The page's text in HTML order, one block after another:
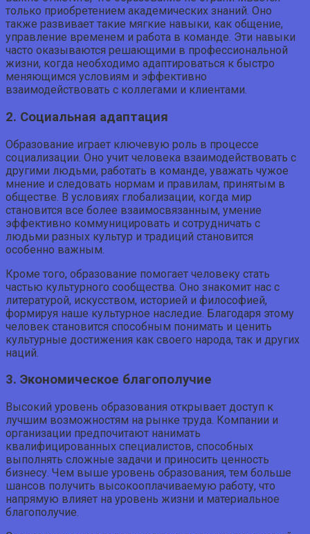
только приобретением академических знаний. Оно
также развивает такие мягкие навыки, как общение,
управление временем и работа в команде. Эти навыки
часто оказываются решающими в профессиональной
жизни, когда необходимо адаптироваться к быстро
меняющимся условиям и эффективно
взаимодействовать с коллегами и клиентами.
2. Социальная адаптация
Образование играет ключевую роль в процессе
социализации. Оно учит человека взаимодействовать с
другими людьми, работать в команде, уважать чужое
мнение и следовать нормам и правилам, принятым в
обществе. В условиях глобализации, когда мир
становится все более взаимосвязанным, умение
эффективно коммуницировать и сотрудничать с
людьми разных культур и традиций становится
особенно важным.
Кроме того, образование помогает человеку стать
частью культурного сообщества. Оно знакомит нас с
литературой, искусством, историей и философией,
формируя наше культурное наследие. Благодаря этому
человек становится способным понимать и ценить
культурные достижения как своего народа, так и других
наций.
3. Экономическое благополучие
Высокий уровень образования открывает доступ к
лучшим возможностям на рынке труда. Компании и
организации предпочитают нанимать
квалифицированных специалистов, способных
выполнять сложные задачи и приносить ценность
бизнесу. Чем выше уровень образования, тем больше
шансов получить высокооплачиваемую работу, что
напрямую влияет на уровень жизни и материальное
благополучие.